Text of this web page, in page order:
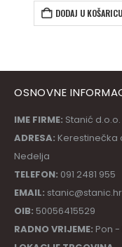
DODAJ U KOŠARICU
OSNOVNE
IME FIRME: Stanić d.o.o.
ADRESA: Kerestinečka
Nedelja
TELEFON: 091 2481 955
EMAIL: stanic@stanic.hr
OIB: 50056415529
RADNO VRIJEME: Pon -